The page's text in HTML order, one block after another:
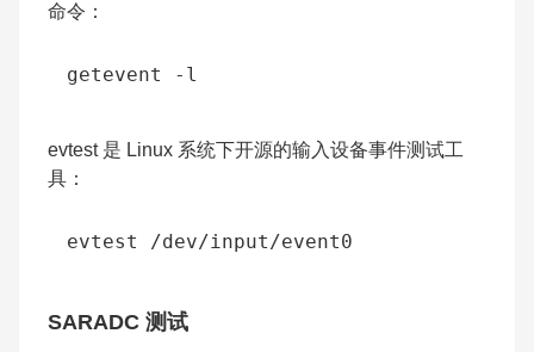
命令：
evtest 是 Linux 系统下开源的输入设备事件测试工
具：
SARADC 测试